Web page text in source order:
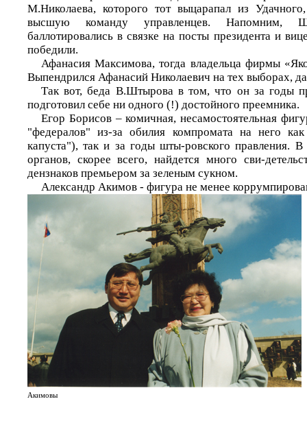
М.Николаева, которого тот выцарапал из
высшую команду управленцев. Напомним,
баллотировались в связке на посты президента и
победили.
Афанасия Максимова, тогда владельца фирмы
Выпендрился Афанасий Николаевич на тех выборах, да
Так вот, беда В.Штырова в том, что он за годы
подготовил себе ни одного (!) достойного преемника.
Егор Борисов – комичная, несамостоятельная
"федералов" из-за обилия компромата на него
капуста"), так и за годы шты-ровского правления. В
органов, скорее всего, найдется много сви-
дензнаков премьером за зеленым сукном.
Александр Акимов - фигура не менее
Акимовы